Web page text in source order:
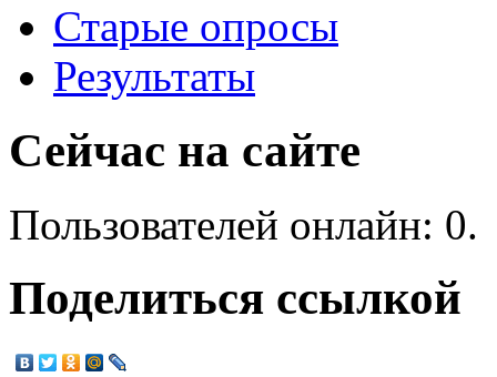
Старые опросы
Результаты
Сейчас на сайте
Пользователей онлайн: 0.
Поделиться ссылкой